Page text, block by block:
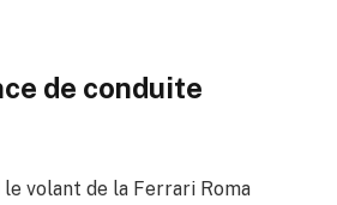
de conduite
le volant de la Ferrari Roma